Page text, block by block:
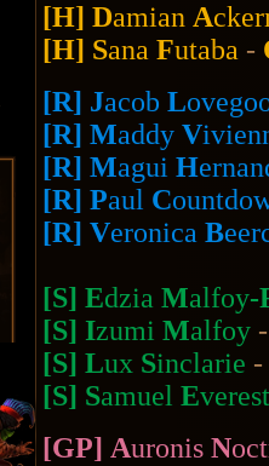
[H] Damian A
[H] Sana Futaba -
[R] Jacob L
[R] Maddy V
[R] Magui H
[R] Paul C
[R] Veronica B
[S] Edzia Malfoy-
[S] Izumi Malfoy -
[S] Lux Sinclarie -
[S] Samuel Everest
[GP] Auronis N